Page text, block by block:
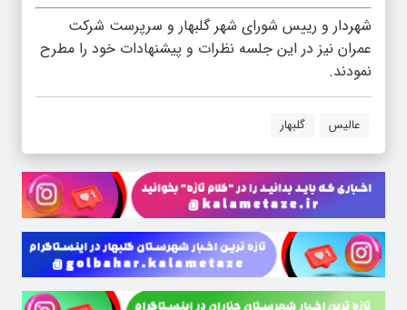
شهردار و رییس شورای شهر گلبهار و سرپرست شرکت
عمران نیز در این جلسه نظرات و پیشنهادات خود را مطرح
نمودند.
عالیس گلبهار